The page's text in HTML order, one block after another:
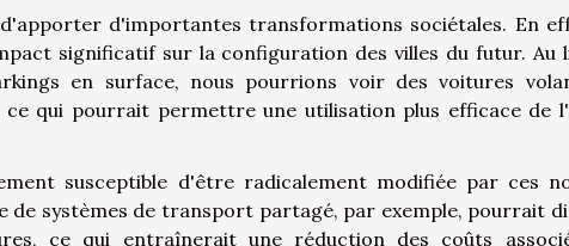
d'importantes transformations sociétales. En
significatif sur la configuration des villes du futur. Au
en surface, nous pourrions voir des voitures
qui pourrait permettre une utilisation plus efficace de
susceptible d'être radicalement modifiée par ces
de systèmes de transport partagé, par exemple, pourrait
ce qui entraînerait une réduction des coûts